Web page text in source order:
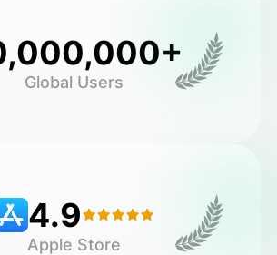
Global Users
4.9
Apple Store